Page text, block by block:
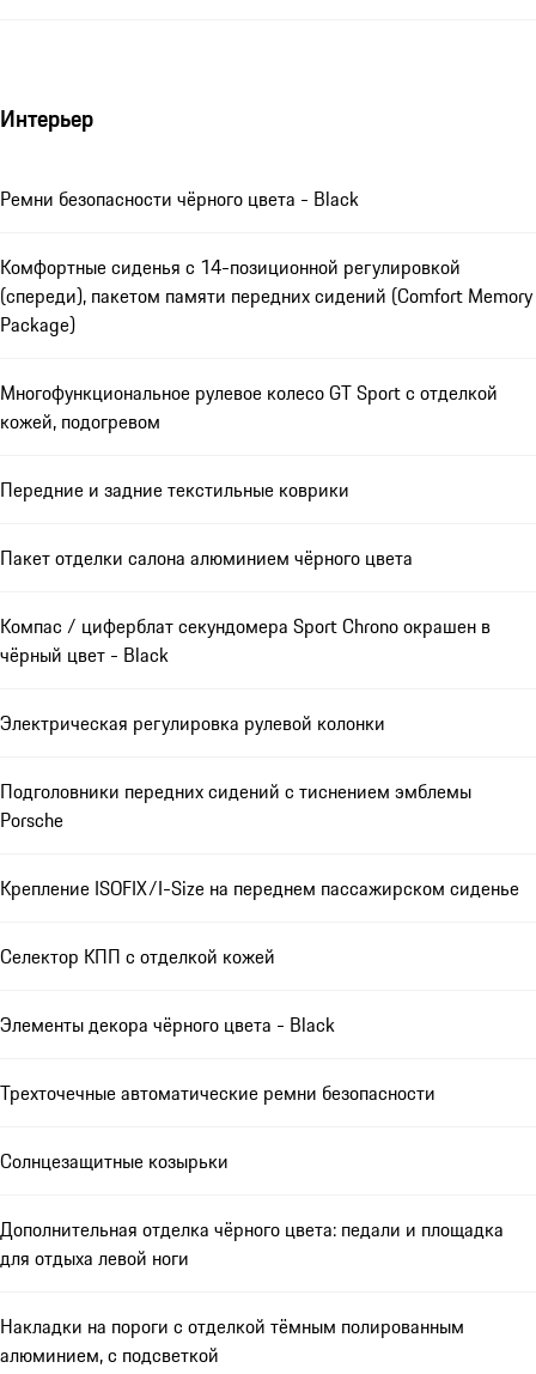
Интерьер
Ремни безопасности чёрного цвета - Black
Комфортные сиденья с 14-позиционной регулировкой
(спереди), пакетом памяти передних сидений (Comfort Memory
Package)
Многофункциональное рулевое колесо GT Sport с отделкой
кожей, подогревом
Передние и задние текстильные коврики
Пакет отделки салона алюминием чёрного цвета
Компас / циферблат секундомера Sport Chrono окрашен в
чёрный цвет - Black
Электрическая регулировка рулевой колонки
Подголовники передних сидений с тиснением эмблемы
Porsche
Крепление ISOFIX/I-Size на переднем пассажирском сиденье
Селектор КПП с отделкой кожей
Элементы декора чёрного цвета - Black
Трехточечные автоматические ремни безопасности
Солнцезащитные козырьки
Дополнительная отделка чёрного цвета: педали и площадка
для отдыха левой ноги
Накладки на пороги с отделкой тёмным полированным
алюминием, с подсветкой